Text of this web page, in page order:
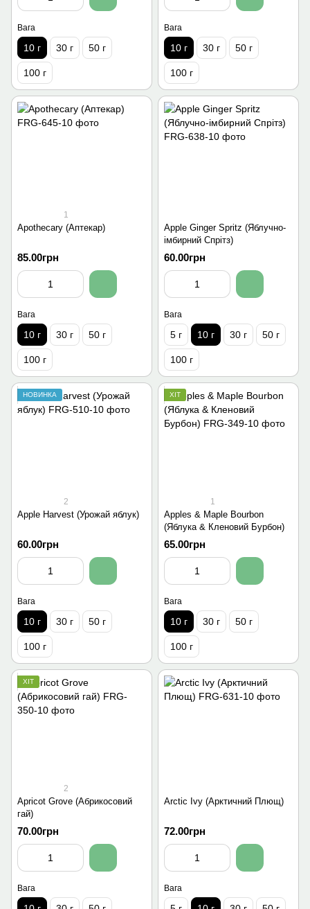
Вага
10 г 30 г 50 г
100 г
Вага
10 г 30 г 50 г
100 г
1
Apothecary (Аптекар)
85.00грн
Вага
10 г 30 г 50 г
100 г
Apple Ginger Spritz (Яблучно-
імбирний Спрітз)
60.00грн
Вага
5 г 10 г 30 г 50 г
100 г
НОВИНКА
2
Apple Harvest (Урожай яблук)
60.00грн
Вага
10 г 30 г 50 г
100 г
ХІТ
1
Apples & Maple Bourbon
(Яблука & Кленовий Бурбон)
65.00грн
Вага
10 г 30 г 50 г
100 г
ХІТ
2
Apricot Grove (Абрикосовий
гай)
70.00грн
Вага
Arctic Ivy (Арктичний Плющ)
72.00грн
Вага